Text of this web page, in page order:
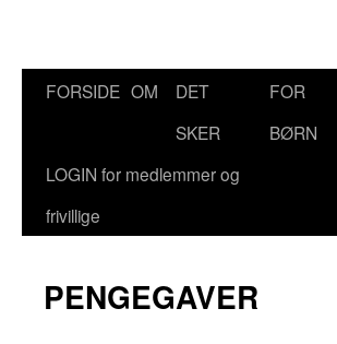
Hop
indhold
FORSIDE OM
DET
SKER
FOR
BØRN
LOGIN for medlemmer og
frivillige
PENGEGAVER